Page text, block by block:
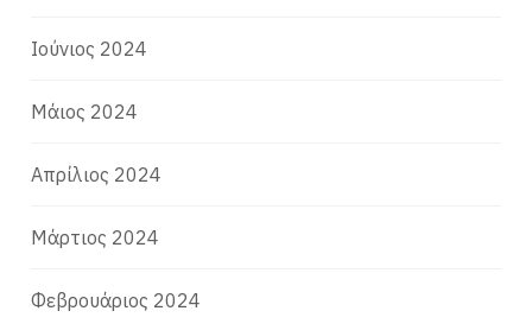
Ιούνιος 2024
Μάιος 2024
Απρίλιος 2024
Μάρτιος 2024
Φεβρουάριος 2024